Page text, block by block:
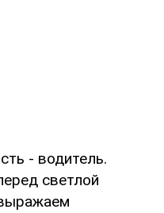
- водитель.
светлой